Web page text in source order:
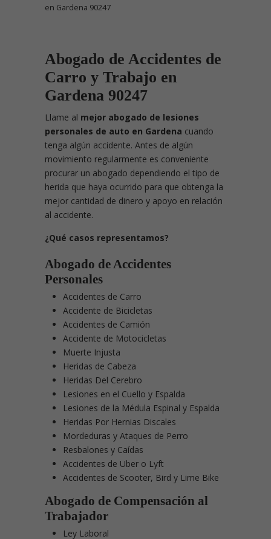
en Gardena 90247
Abogado de Accidentes de
Carro y Trabajo en
Gardena 90247
Llame al mejor abogado de lesiones
personales de auto en Gardena cuando
tenga algún accidente. Antes de algún
movimiento regularmente es conveniente
procurar un abogado dependiendo el tipo de
herida que haya ocurrido para que obtenga la
mejor cantidad de dinero y apoyo en relación
al accidente.
¿Qué casos representamos?
Abogado de Accidentes
Personales
Accidentes de Carro
Accidente de Bicicletas
Accidentes de Camión
Accidente de Motocicletas
Muerte Injusta
Heridas de Cabeza
Heridas Del Cerebro
Lesiones en el Cuello y Espalda
Lesiones de la Médula Espinal y Espalda
Heridas Por Hernias Discales
Mordeduras y Ataques de Perro
Resbalones y Caídas
Accidentes de Uber o Lyft
Accidentes de Scooter, Bird y Lime Bike
Abogado de Compensación al
Trabajador
Ley Laboral